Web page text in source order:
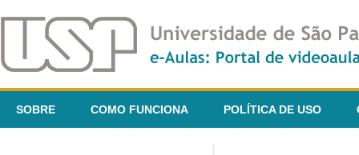
SOBRE COMO FUNCIONA POLÍTICA DE USO